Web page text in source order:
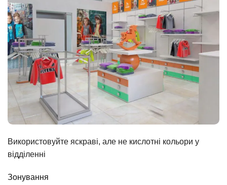
Використовуйте яскраві, але не кислотні кольори у
відділенні
Зонування